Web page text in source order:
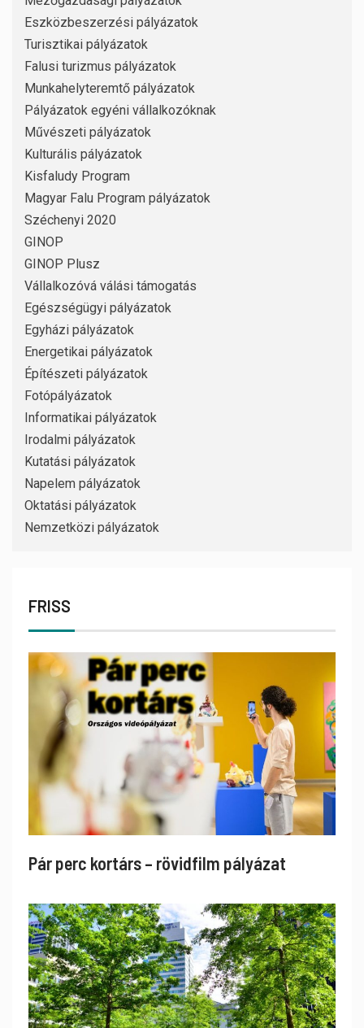
Eszközbeszerzési pályázatok
Turisztikai pályázatok
Falusi turizmus pályázatok
Munkahelyteremtő pályázatok
Pályázatok egyéni vállalkozóknak
Művészeti pályázatok
Kulturális pályázatok
Kisfaludy Program
Magyar Falu Program pályázatok
Széchenyi 2020
GINOP
GINOP Plusz
Vállalkozóvá válási támogatás
Egészségügyi pályázatok
Egyházi pályázatok
Energetikai pályázatok
Építészeti pályázatok
Fotópályázatok
Informatikai pályázatok
Irodalmi pályázatok
Kutatási pályázatok
Napelem pályázatok
Oktatási pályázatok
Nemzetközi pályázatok
FRISS
Pár perc kortárs – rövidfilm pályázat